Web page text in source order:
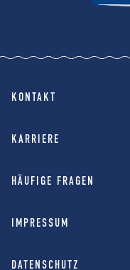
KONTAKT
KARRIERE
HÄUFIGE FRAGEN
IMPRESSUM
DATENSCHUTZ